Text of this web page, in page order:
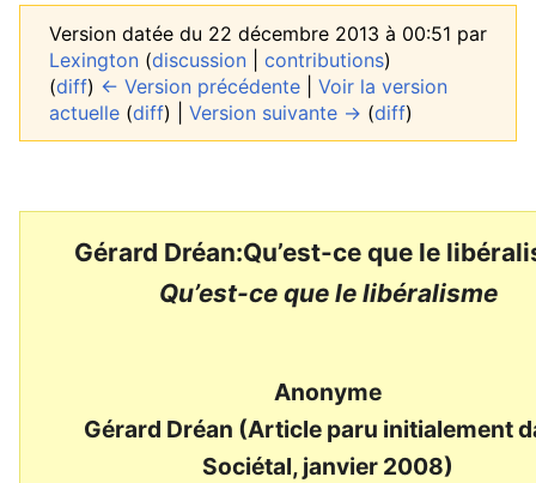
Version datée du 22 décembre 2013 à 00:51 par
Lexington (discussion contributions)
(diff) ← Version précédente
Voir la version
actuelle (diff) | Version suivante → (diff)
Gérard Dréan:Qu’est-ce que le
Qu’est-ce que le libéralisme
Anonyme
Gérard Dréan (Article paru initialement
Sociétal, janvier 2008)